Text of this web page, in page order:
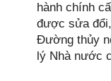
hành chính
được sửa
Đường thủy
lý Nhà nước